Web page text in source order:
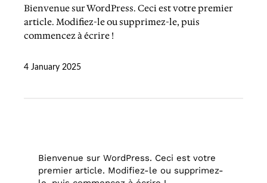
Bienvenue sur WordPress. Ceci est votre premier
article. Modifiez-le ou supprimez-le, puis
commencez à écrire !
4 January 2025
Bienvenue sur WordPress. Ceci est votre
premier article. Modifiez-le ou supprimez-